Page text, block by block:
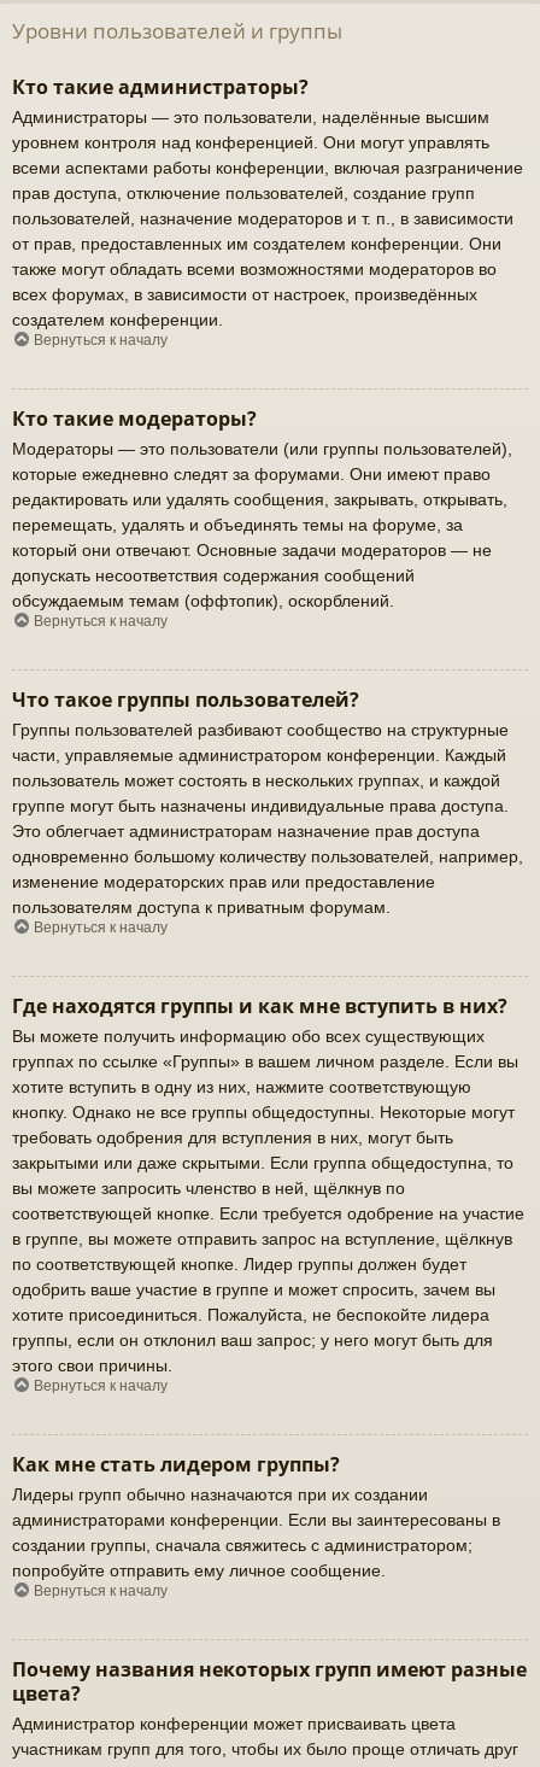
Уровни пользователей и группы
Кто такие администраторы?
Администраторы — это пользователи, наделённые высшим
уровнем контроля над конференцией. Они могут управлять
всеми аспектами работы конференции, включая разграничение
прав доступа, отключение пользователей, создание групп
пользователей, назначение модераторов и т. п., в зависимости
от прав, предоставленных им создателем конференции. Они
также могут обладать всеми возможностями модераторов во
всех форумах, в зависимости от настроек, произведённых
создателем конференции.
Вернуться к началу
Кто такие модераторы?
Модераторы — это пользователи (или группы пользователей),
которые ежедневно следят за форумами. Они имеют право
редактировать или удалять сообщения, закрывать, открывать,
перемещать, удалять и объединять темы на форуме, за
который они отвечают. Основные задачи модераторов — не
допускать несоответствия содержания сообщений
обсуждаемым темам (оффтопик), оскорблений.
Вернуться к началу
Что такое группы пользователей?
Группы пользователей разбивают сообщество на структурные
части, управляемые администратором конференции. Каждый
пользователь может состоять в нескольких группах, и каждой
группе могут быть назначены индивидуальные права доступа.
Это облегчает администраторам назначение прав доступа
одновременно большому количеству пользователей, например,
изменение модераторских прав или предоставление
пользователям доступа к приватным форумам.
Вернуться к началу
Где находятся группы и как мне вступить в них?
Вы можете получить информацию обо всех существующих
группах по ссылке «Группы» в вашем личном разделе. Если вы
хотите вступить в одну из них, нажмите соответствующую
кнопку. Однако не все группы общедоступны. Некоторые могут
требовать одобрения для вступления в них, могут быть
закрытыми или даже скрытыми. Если группа общедоступна, то
вы можете запросить членство в ней, щёлкнув по
соответствующей кнопке. Если требуется одобрение на участие
в группе, вы можете отправить запрос на вступление, щёлкнув
по соответствующей кнопке. Лидер группы должен будет
одобрить ваше участие в группе и может спросить, зачем вы
хотите присоединиться. Пожалуйста, не беспокойте лидера
группы, если он отклонил ваш запрос; у него могут быть для
этого свои причины.
Вернуться к началу
Как мне стать лидером группы?
Лидеры групп обычно назначаются при их создании
администраторами конференции. Если вы заинтересованы в
создании группы, сначала свяжитесь с администратором;
попробуйте отправить ему личное сообщение.
Вернуться к началу
Почему названия некоторых групп имеют разные
цвета?
Администратор конференции может присваивать цвета
участникам групп для того, чтобы их было проще отличать друг